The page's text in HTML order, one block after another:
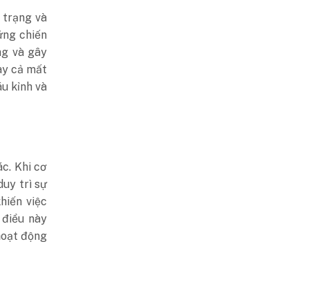
và
chiến
và gây
cả mất
kỉnh và
Khi cơ
trì sự
việc
này
động